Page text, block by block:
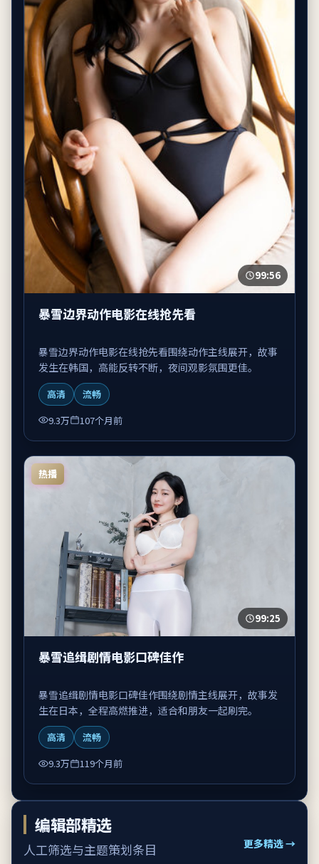
99:56
暴雪边界动作电影在线抢先看
暴雪边界动作电影在线抢先看围绕动作主线展开，故事
发生在韩国，高能反转不断，夜间观影氛围更佳。
高清
流畅
9.3万
107个月前
热播
99:25
暴雪追缉剧情电影口碑佳作
暴雪追缉剧情电影口碑佳作围绕剧情主线展开，故事发
生在日本，全程高燃推进，适合和朋友一起刷完。
高清
流畅
9.3万
119个月前
编辑部精选
人工筛选与主题策划条目 更多精选 →